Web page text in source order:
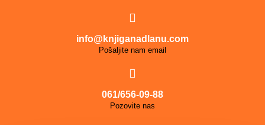
info@knjiganadlanu.com
Pošaljite nam email
061/656-09-88
Pozovite nas